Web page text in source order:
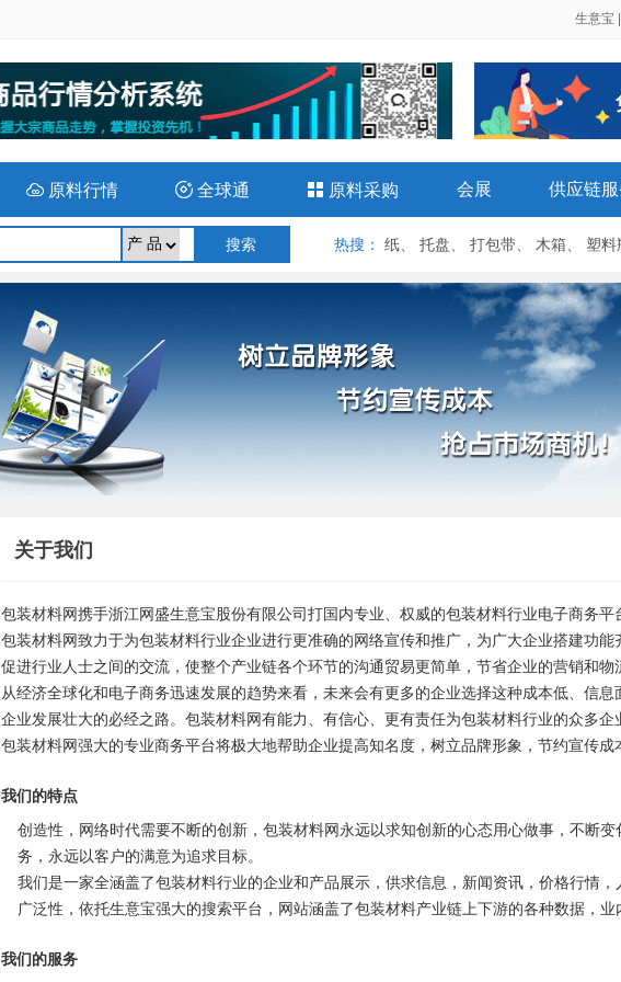
生意宝
原料行情  全球通  原料采购 会展 供应链
热搜 ： 纸 托盘 打包带 木箱 塑料
关于我们
包装材料网携手浙江网盛生意宝股份有限公司打国内专业、权威的包装材料行业电子商务平
包装材料网致力于为包装材料行业企业进行更准确的网络宣传和推广，为广大企业搭建功
促进行业人士之间的交流，使整个产业链各个环节的沟通贸易更简单，节省企业的营销和物
从经济全球化和电子商务迅速发展的趋势来看，未来会有更多的企业选择这种成本低、信
企业发展壮大的必经之路。包装材料网有能力、有信心、更有责任为包装材料行业的众多企
包装材料网强大的专业商务平台将极大地帮助企业提高知名度，树立品牌形象，节约宣传成
我们的特点
创造性，网络时代需要不断的创新，包装材料网永远以求知创新的心态用心做事，不断
务，永远以客户的满意为追求目标。
我们是一家全涵盖了包装材料行业的企业和产品展示，供求信息，新闻资讯，价格行情，
广泛性，依托生意宝强大的搜索平台，网站涵盖了包装材料产业链上下游的各种数据，
我们的服务